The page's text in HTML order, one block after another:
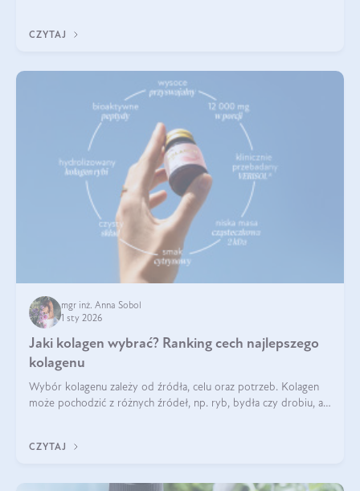
CZYTAJ
mgr inż. Anna Sobol
1 sty 2026
Jaki kolagen wybrać? Ranking cech najlepszego
kolagenu
Wybór kolagenu zależy od źródła, celu oraz potrzeb. Kolagen
może pochodzić z różnych źródeł, np. ryb, bydła czy drobiu, a
bydlęcy.
CZYTAJ